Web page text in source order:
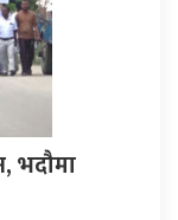
भदौमा